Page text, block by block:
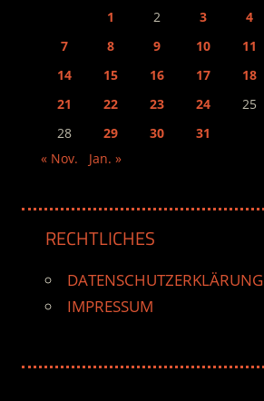
1
2 3 4
7
8 9 10 11
14
15 16 17 18
21
22 23 24 25
28
29 30
31
« Nov.
Jan. »
RECHTLICHES
DATENSCHUTZERKLÄRUNG
IMPRESSUM